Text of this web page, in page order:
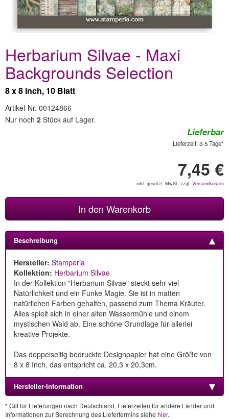
Herbarium Silvae - Maxi
Backgrounds Selection
8 x 8 Inch, 10 Blatt
Artikel-Nr. 00124866
Nur noch 2 Stück auf Lager.
Lieferbar
Lieferzeit: 3-5 Tage*
7,45 €
inkl. gesetzl. MwSt, zzgl. Versandkosten
In den Warenkorb
Beschreibung
Hersteller: Stamperia
Kollektion: Herbarium Silvae
In der Kollektion "Herbarium Silvae" steckt sehr viel
Natürlichkeit und ein Funke Magie. Sie ist in matten
natürlichen Farben gehalten, passend zum Thema Kräuter.
Alles spielt sich in einer alten Wassermühle und einem
mystischen Wald ab. Eine schöne Grundlage für allerlei
kreative Projekte.
Das doppelseitig bedruckte Designpapier hat eine Größe von
8 x 8 Inch, das entspricht ca. 20,3 x 20,3cm.
Hersteller-Information
* Gilt für Lieferungen nach Deutschland. Lieferzeiten für andere Länder und
Informationen zur Berechnung des Liefertermins siehe hier.